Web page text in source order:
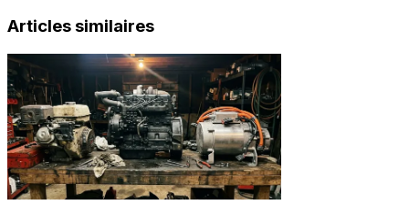
Articles similaires